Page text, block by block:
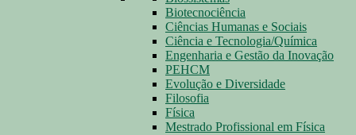
Biotecnociência
Ciências Humanas e Sociais
Ciência e Tecnologia/Química
Engenharia e Gestão da Inovação
PEHCM
Evolução e Diversidade
Filosofia
Física
Mestrado Profissional em Física